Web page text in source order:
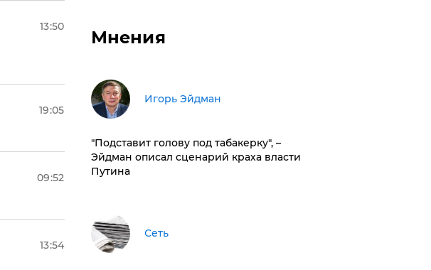
13:50
19:05
09:52
13:54
Мнения
Игорь Эйдман
​"Подставит голову под табакерку", –
Эйдман описал сценарий краха власти
Путина
Сеть